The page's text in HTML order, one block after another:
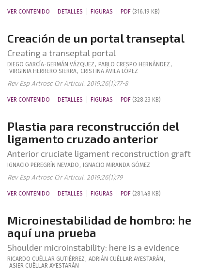
VER CONTENIDO DETALLES FIGURAS PDF (316.19 KB)
Creación de un portal transeptal
Creating a transeptal portal
DIEGO GARCÍA-GERMÁN VÁZQUEZ , PABLO CRESPO HERNÁNDEZ ,
VIRGINIA HERRERO SIERRA, CRISTINA ÁVILA LÓPEZ
Rev Esp Artrosc Cir Articul. 2019;26(1):77-8
VER CONTENIDO DETALLES FIGURAS PDF (328.23 KB)
Plastia para reconstrucción del
ligamento cruzado anterior
Anterior cruciate ligament reconstruction graft
IGNACIO PEREGRÍN NEVADO , IGNACIO MIRANDA GÓMEZ
Rev Esp Artrosc Cir Articul. 2019;26(1):79
VER CONTENIDO DETALLES FIGURAS PDF (281.48 KB)
Microinestabilidad de hombro: he
aquí una prueba
Shoulder microinstability: here is a evidence
RICARDO CUÉLLAR GUTIÉRREZ , ADRIÁN CUÉLLAR AYESTARÁN ,
ASIER CUÉLLAR AYESTARÁN